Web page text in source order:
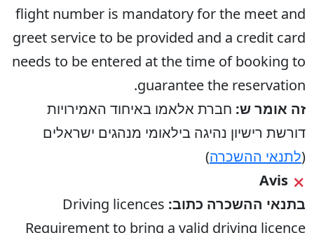
flight number is mandatory for the meet and
greet service to be provided and a credit card
needs to be entered at the time of booking to
guarantee the reservation.
זה אומר ש: חברת אלאמו באיחוד האמירויות
דורשת רישיון נהיגה בילאומי מנהגים ישראלים
(לתנאי ההשכרה)
Avis
בתנאי ההשכרה כתוב: Driving licences
Requirement to bring a valid driving licence